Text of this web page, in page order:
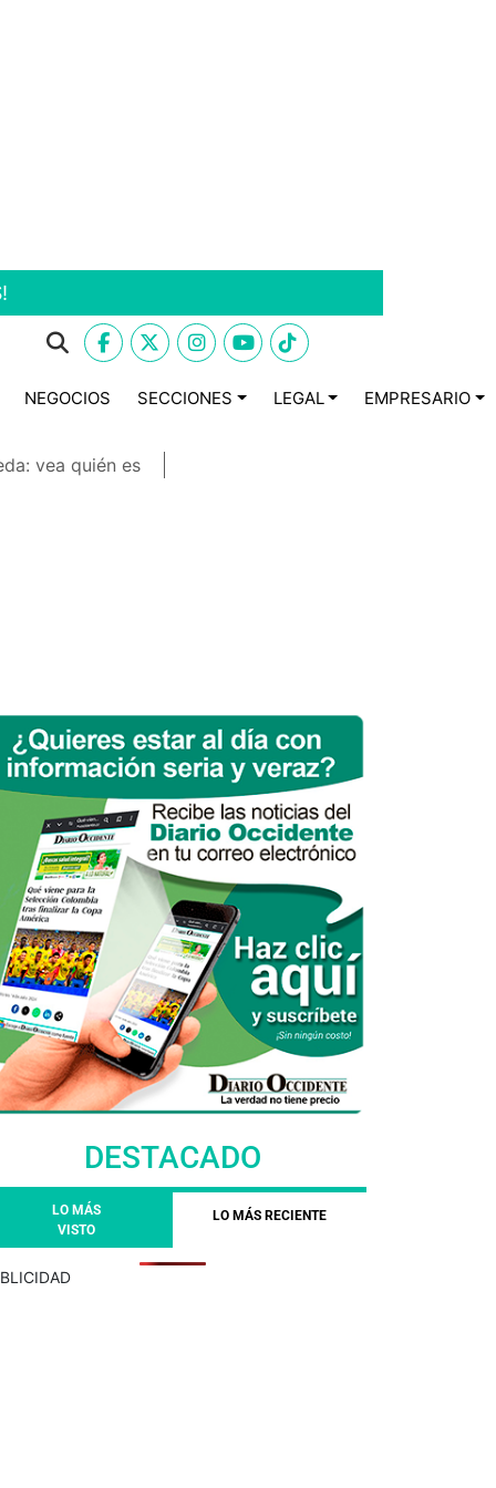
NEGOCIOS SECCIONES LEGAL EMPRESARIO
vea quién es
DESTACADO
LO MÁS
VISTO
LO MÁS RECIENTE